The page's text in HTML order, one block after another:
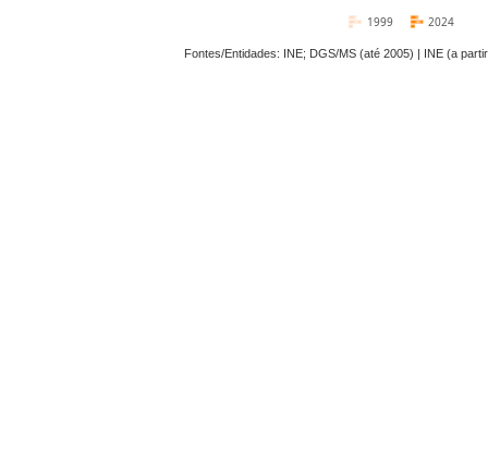
2024
1999
Fontes/Entidades: INE; DGS/MS (até 2005) | INE (a